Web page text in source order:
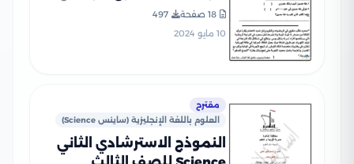
الترم الثاني
18 صفحة
497
10 مايو 2024
مقترح
العلوم باللغة الإنجليزية (ساينس Science)
النموذج الاسترشادي الثاني